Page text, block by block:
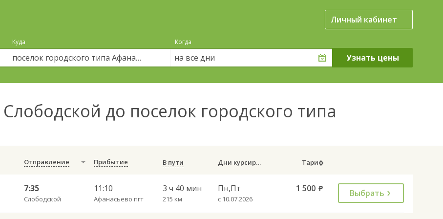
Личный кабинет
Куда Когда
на все дни
Слободской до поселок городского типа
Отправление Прибытие В пути Дни курсирования Тариф
7:35
Слободской
11:10
Афанасьево пгт
3 ч 40 мин
215 км
Пн,Пт
с 10.07.2026
1 500 руб. Выбрать